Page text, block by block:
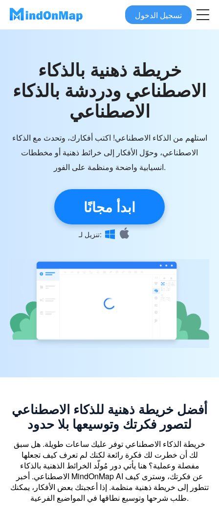
تسجيل الدخول
خريطة ذهنية بالذكاء
الاصطناعي ودردشة بالذكاء
الاصطناعي
استلهم من الذكاء الاصطناعي! اكتب أفكارك، وتحدث مع الذكاء
الاصطناعي، وحوّل الأفكار إلى خرائط ذهنية أو مخططات
انسيابية واضحة ومنظمة على الفور.
ابدأ مجانًا
تنزيل لـ:
أفضل خريطة ذهنية للذكاء الاصطناعي
لتصور فكرتك وتوسيعها بلا حدود
خريطة الذكاء الاصطناعي توفر عليك ساعات طويلة. هل سبق
لك أن خطرت لك فكرة رائعة لكنك لم تعرف كيف تجعلها
مفصلة وعملية؟ هنا يأتي دور مُولّد الخرائط الذهنية بالذكاء
الاصطناعي. أخبر MindOnMap AI عن فكرتك، وسترى كيف
تتطور إلى خريطة ذهنية منظمة. إذا أعجبتك بعض الأفكار، يمكنك
طلب شرحها وتوسيع نطاقها في المواضيع الفرعية.